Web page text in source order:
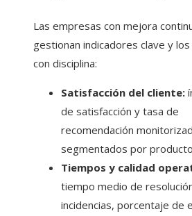
Las empresas con mejora
gestionan indicadores clave y
con disciplina:
Satisfacción del cliente:
de satisfacción y tasa de
recomendación
segmentados por
Tiempos y calidad
tiempo medio de
incidencias, porcentaje de